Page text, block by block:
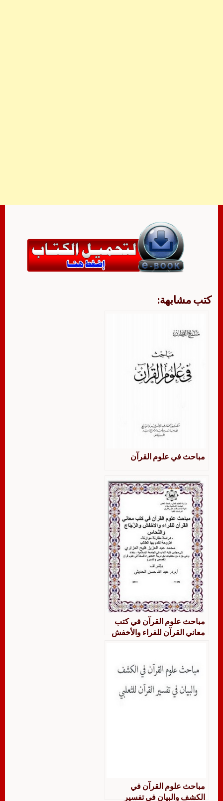
كتب مشابهة:
مباحث في علوم القرآن
مباحث علوم القرآن في كتب
معاني القرآن للفراء والأخفش
مباحث علوم القرآن في
الكشف والبيان في تفسير